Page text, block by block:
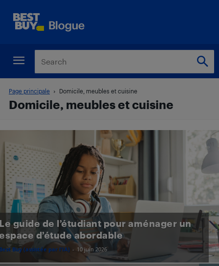
Page principale Domicile, meubles et cuisine
Domicile, meubles et cuisine
guide de l’étudiant pour aménager un
d’étude abordable
Buy (assistée par l'IA) - 10 juin 2026